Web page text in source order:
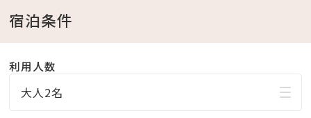
※あくまで添い寝が無料です。ベットを使用される場合
は大人と同額料金になります。
ます。現地にてお支払いお願いいたします。（朝食／1人
当たり 1,400円）
宿泊条件
利用人数
大人2名